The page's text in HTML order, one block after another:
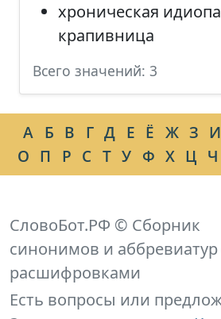
хроническая
крапивница
Всего значений: 3
А Б В Г Д Е Ё Ж З И
О П Р С Т У Ф Х Ц Ч
СловоБот.РФ © Сборник
синонимов и аббревиатур
расшифровками
Есть вопросы или